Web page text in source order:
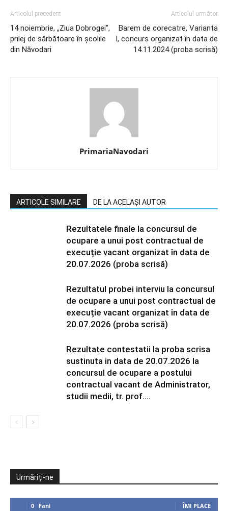
Articolul precedent
14 noiembrie, „Ziua Dobrogei”,
prilej de sărbătoare în școlile
din Năvodari
Articolul următor
Barem de corecatre, Varianta
I, concurs organizat în data de
14.11.2024 (proba scrisă)
PrimariaNavodari
ARTICOLE SIMILARE DE LA ACELAȘI AUTOR
Rezultatele finale la concursul de
ocupare a unui post contractual de
execuție vacant organizat în data de
20.07.2026 (proba scrisă)
Rezultatul probei interviu la concursul
de ocupare a unui post contractual de
execuție vacant organizat în data de
20.07.2026 (proba scrisă)
Rezultate contestatii la proba scrisa
sustinuta in data de 20.07.2026 la
concursul de ocupare a postului
contractual vacant de Administrator,
studii medii, tr. prof....
Urmăriți-ne
0 Fani ÎMI PLACE